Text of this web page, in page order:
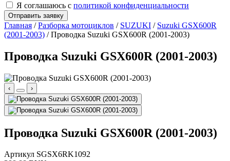
Я соглашаюсь с политикой конфиденциальности
Отправить заявку
Главная /Разборка мотоциклов / SUZUKI / Suzuki GSX600R
(2001-2003) / Проводка Suzuki GSX600R (2001-2003)
Проводка Suzuki GSX600R (2001-2003)
‹ ›
Проводка Suzuki GSX600R (2001-2003)
Артикул SGSX6RK1092